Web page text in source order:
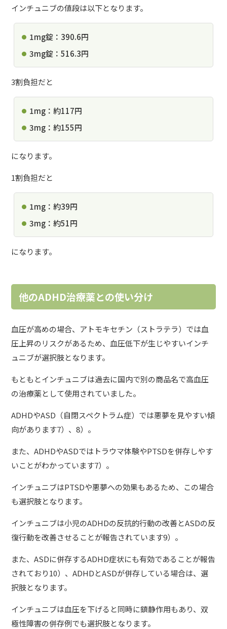
インチュニブの値段は以下となります。
1mg錠：390.6円
3mg錠：516.3円
3割負担だと
1mg：約117円
3mg：約155円
になります。
1割負担だと
1mg：約39円
3mg：約51円
になります。
他のADHD治療薬との使い分け
血圧が高めの場合、 アトモキセチン（ストラテラ） では血
圧上昇のリスクがあるため、血圧低下が生じやすいインチ
ュニブが選択肢となります。
もともとインチュニブは過去に国内で別の商品名で高血圧
の治療薬として使用されていました。
ADHDやASD（自閉スペクトラム症）では悪夢を見やすい傾
向があります7）、8）。
また、ADHDやASDではトラウマ体験やPTSDを併存しやす
いことがわかっています7）。
インチュニブはPTSDや悪夢への効果もあるため、この場合
も選択肢となります。
インチュニブは小児のADHDの反抗的行動の改善とASDの反
復行動を改善させることが報告されています9）。
また、ASDに併存するADHD症状にも有効であることが報告
されており10）、ADHDとASDが併存している場合は、選
択肢となります。
インチュニブは血圧を下げると同時に鎮静作用もあり、双
極性障害の併存例でも選択肢となります。